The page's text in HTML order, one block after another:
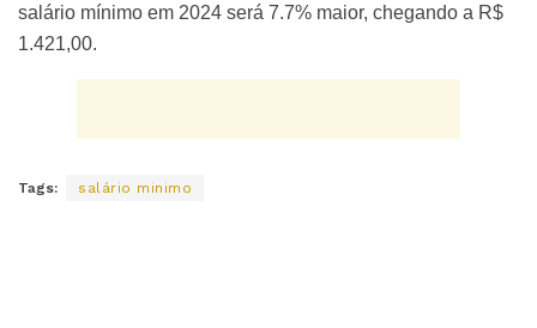
salário mínimo em 2024 será 7.7% maior, chegando a R$
1.421,00.
Tags: salário minimo